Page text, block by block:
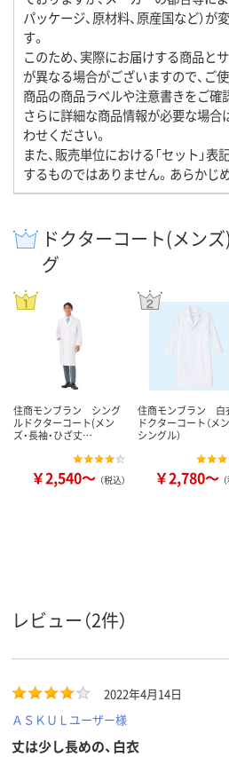
パッケージ、原材料、原産国など）
す。
このため、実際にお届けする商品と
が異なる場合がございますので、ご
商品の商品ラベルや注意書きをご確
さらに詳細な商品情報が必要な場合
わせください。
また、販売単位における「セット」
するものではありません。あらかじ
ドクターコート(メン
グ
住商モンブラン シング
ルドクターコート(メン
ズ・長袖・ひざ丈…
￥2,540～ （税込）
住商モンブラン
ドクターコート（メン
シングル）
￥2,780～
レビュー（2件）
2022年4月14日
ＡＳＫＵＬユーザー様
丈は少し長めの、白衣